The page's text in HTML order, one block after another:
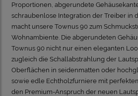
Proportionen, abgerundete
schraubenlose Integration der Treiber in
macht unsere Townus 90 zum
Wohnambiente. Die abgerundeten
Townus 90 nicht nur einen eleganten
zugleich die Schallabstrahlung der
Oberflächen in seidenmatten oder
sowie edle Echtholzfurniere mit
den Premium-Anspruch der neuen